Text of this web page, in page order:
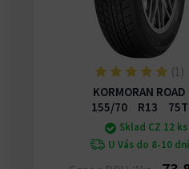
(1)
KORMORAN ROAD
155/70 R13 75T
Sklad CZ 12 ks
U Vás do 8-10 dní